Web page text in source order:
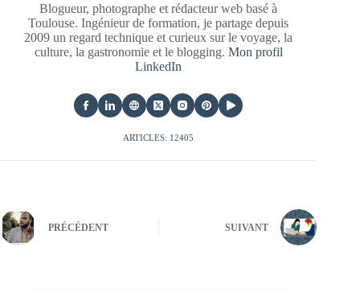
Blogueur, photographe et rédacteur web basé à
Toulouse. Ingénieur de formation, je partage depuis
2009 un regard technique et curieux sur le voyage, la
culture, la gastronomie et le blogging. Mon profil
LinkedIn
ARTICLES: 12405
PRÉCÉDENT SUIVANT